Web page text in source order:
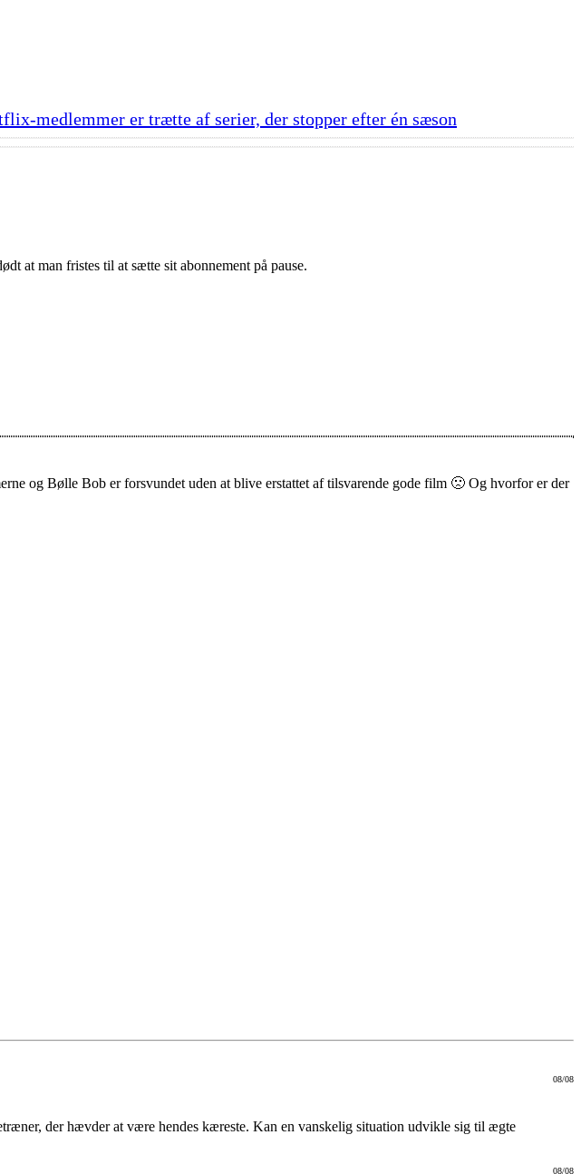
medlemmer er trætte af serier, der stopper efter én sæson
at man fristes til at sætte sit abonnement på pause.
og Bølle Bob er forsvundet uden at blive erstattet af tilsvarende gode film 🙁 Og hvorfor er der
08/08
der hævder at være hendes kæreste. Kan en vanskelig situation udvikle sig til ægte
08/08